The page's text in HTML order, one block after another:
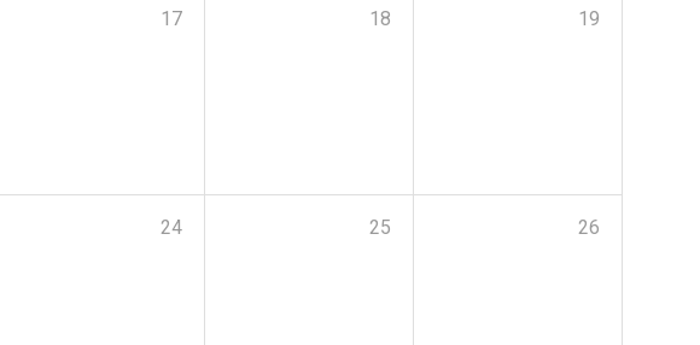
17 18 19
24 25 26